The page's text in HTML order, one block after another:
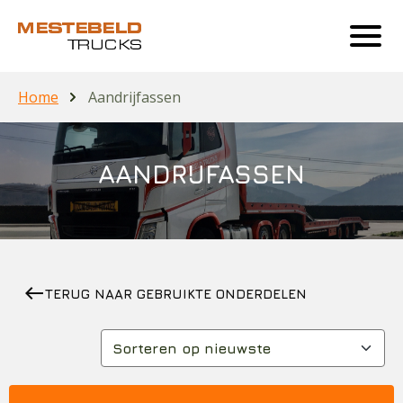
Home Aandrijfassen
AANDRIJFASSEN
westTERUG NAAR GEBRUIKTE ONDERDELEN